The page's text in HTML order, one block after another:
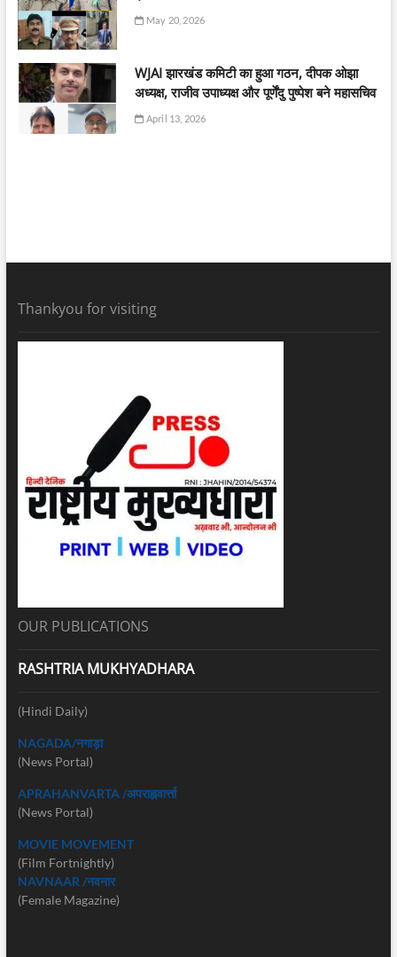
May 20, 2026
WJAI झारखंड कमिटी का हुआ गठन, दीपक ओझा
अध्यक्ष, राजीव उपाध्यक्ष और पूर्णेंदु पुष्पेश बने महासचिव
April 13, 2026
Thankyou for visiting
OUR PUBLICATIONS
RASHTRIA MUKHYADHARA
(Hindi Daily)
NAGADA/नगाड़ा
(News Portal)
APRAHANVARTA /अपराह्नवार्त्ता
(News Portal)
MOVIE MOVEMENT
(Film Fortnightly)
NAVNAAR /नवनार
(Female Magazine)